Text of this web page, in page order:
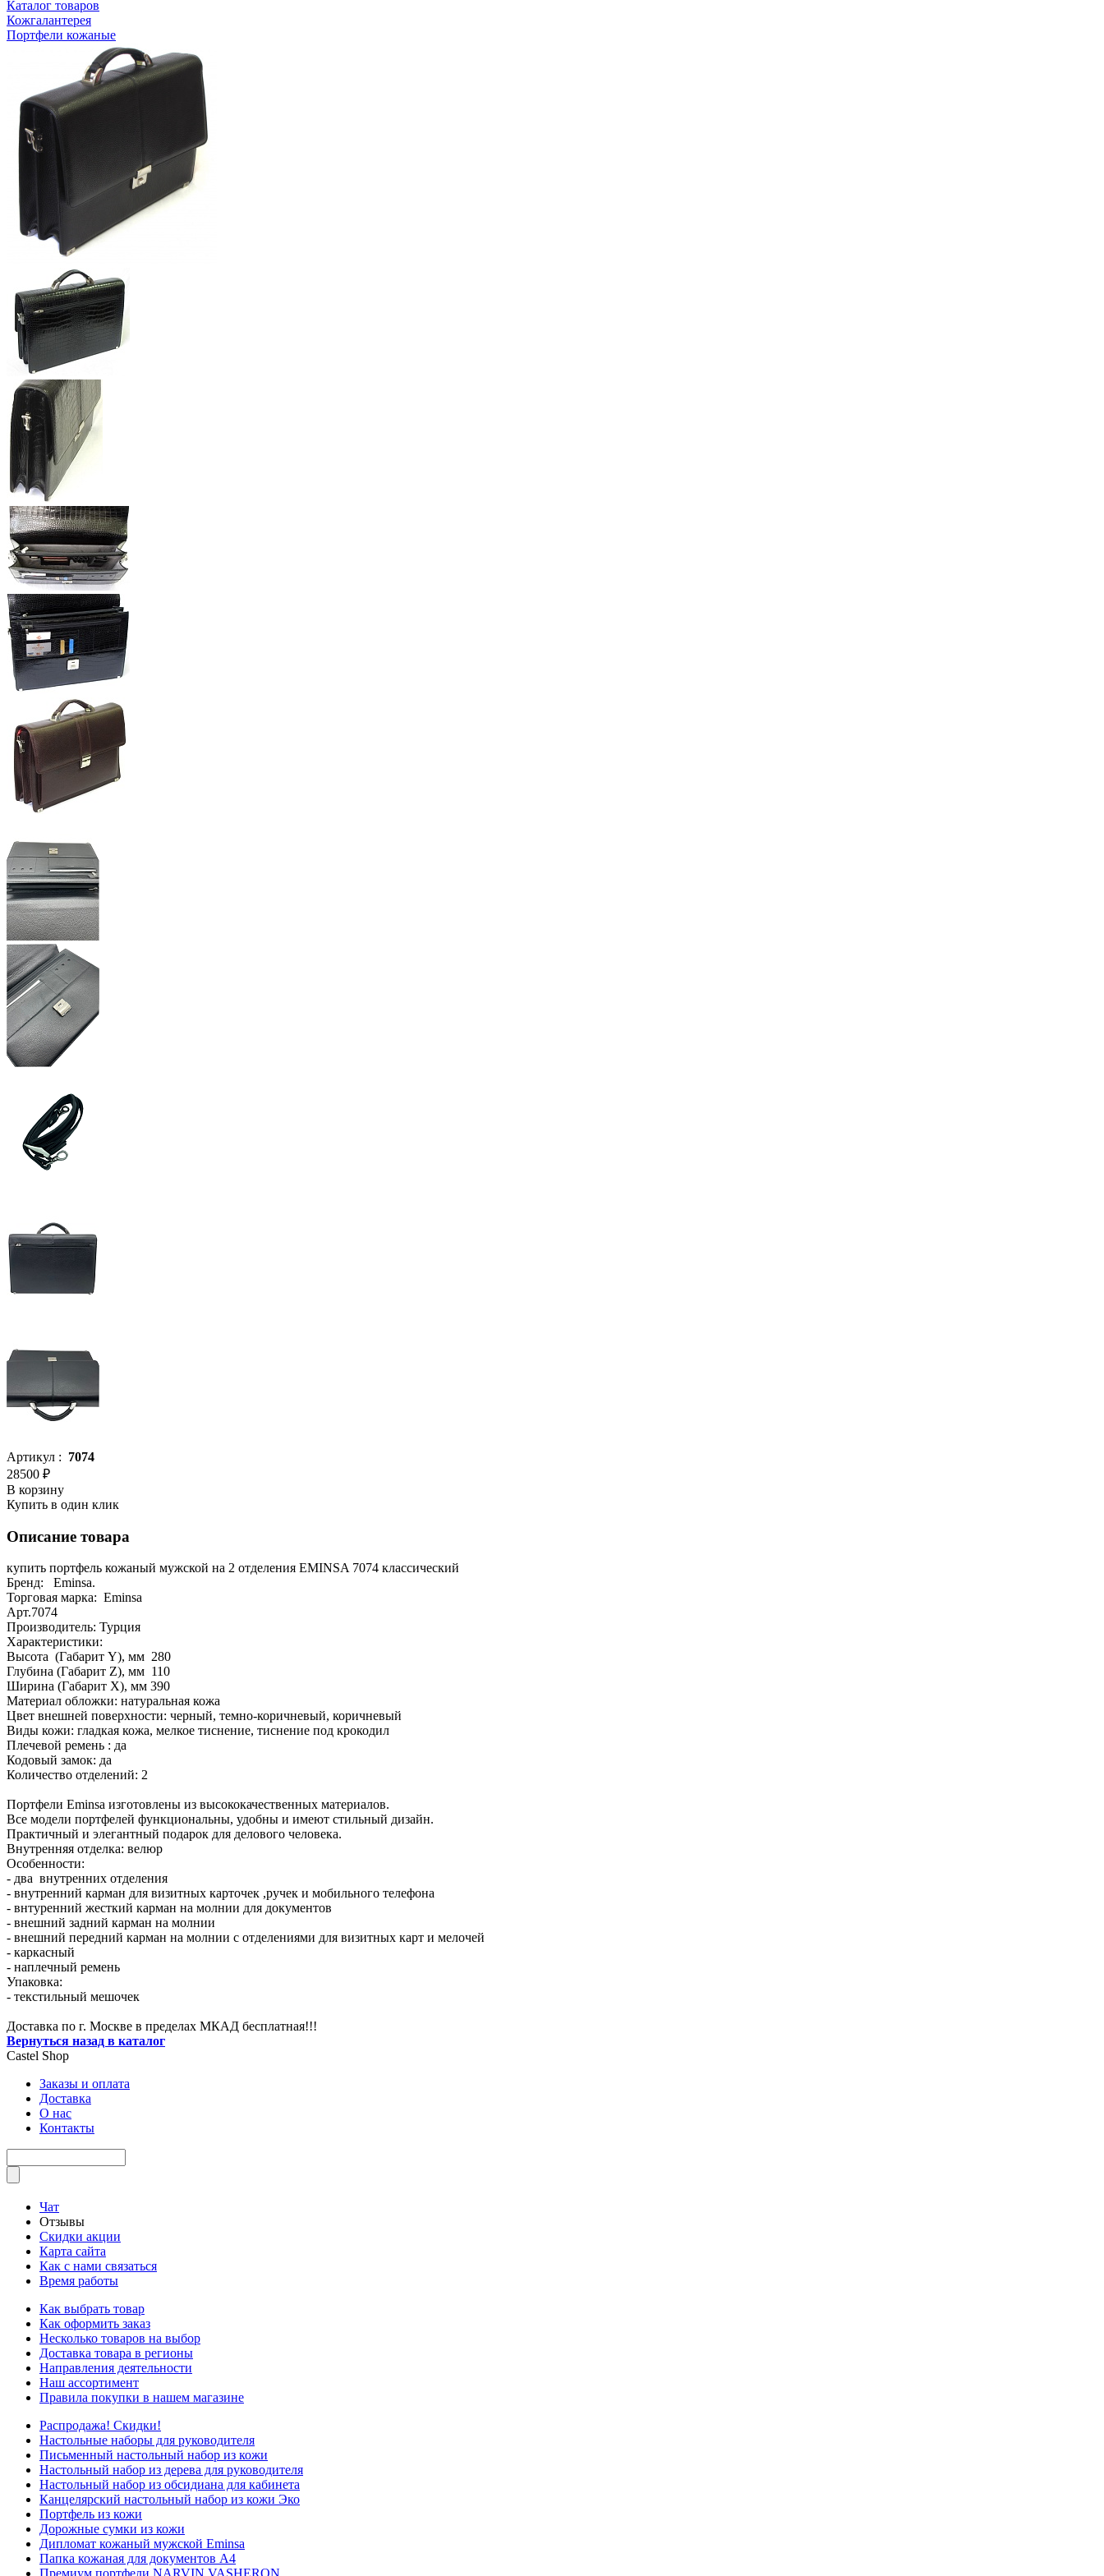
Каталог товаров
Кожгалантерея
Портфели кожаные
Артикул : 7074
28500 ₽
В корзину
Купить в один клик
Описание товара
купить портфель кожаный мужской на 2 отделения EMINSA 7074 классический
Бренд: Eminsa.
Торговая марка: Eminsa
Арт.7074
Производитель: Турция
Характеристики:
Высота (Габарит Y), мм 280
Глубина (Габарит Z), мм 110
Ширина (Габарит X), мм 390
Материал обложки: натуральная кожа
Цвет внешней поверхности: черный, темно-коричневый, коричневый
Виды кожи: гладкая кожа, мелкое тиснение, тиснение под крокодил
Плечевой ремень : да
Кодовый замок: да
Количество отделений: 2
Портфели Eminsa изготовлены из высококачественных материалов.
Все модели портфелей функциональны, удобны и имеют стильный дизайн.
Практичный и элегантный подарок для делового человека.
Внутренняя отделка: велюр
Особенности:
- два внутренних отделения
- внутренний карман для визитных карточек ,ручек и мобильного телефона
- внтуренний жесткий карман на молнии для документов
- внешний задний карман на молнии
- внешний передний карман на молнии с отделениями для визитных карт и мелочей
- каркасный
- наплечный ремень
Упаковка:
- текстильный мешочек
Доставка по г. Москве в пределах МКАД бесплатная!!!
Вернуться назад в каталог
Castel Shop
Заказы и оплата
Доставка
О нас
Контакты
Чат
Отзывы
Скидки акции
Карта сайта
Как с нами связаться
Время работы
Как выбрать товар
Как оформить заказ
Несколько товаров на выбор
Доставка товара в регионы
Направления деятельности
Наш ассортимент
Правила покупки в нашем магазине
Распродажа! Скидки!
Настольные наборы для руководителя
Письменный настольный набор из кожи
Настольный набор из дерева для руководителя
Настольный набор из обсидиана для кабинета
Канцелярский настольный набор из кожи Эко
Портфель из кожи
Дорожные сумки из кожи
Дипломат кожаный мужской Eminsa
Папка кожаная для документов А4